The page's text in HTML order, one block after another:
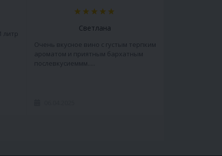
литр
Светлана
Очень вкусное вино с густым терпким
ароматом и приятным бархатным
послевкусиеммм.....